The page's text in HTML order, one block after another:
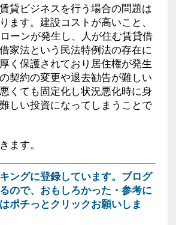
貸ビジネスを行う場合の問題は
ます。建設コストが高いこと、
ーンが発生し、人が住む賃貸借
家法という民法特例法の存在に
く保護されており居住権が発生
契約の変更や退去勧告が難しい
くても固定化し状況悪化時に身
しい投資になってしまうことで
ます。
ングに登録しています。ブログ
ので、おもしろかった・参考に
ポチっとクリックお願いしま